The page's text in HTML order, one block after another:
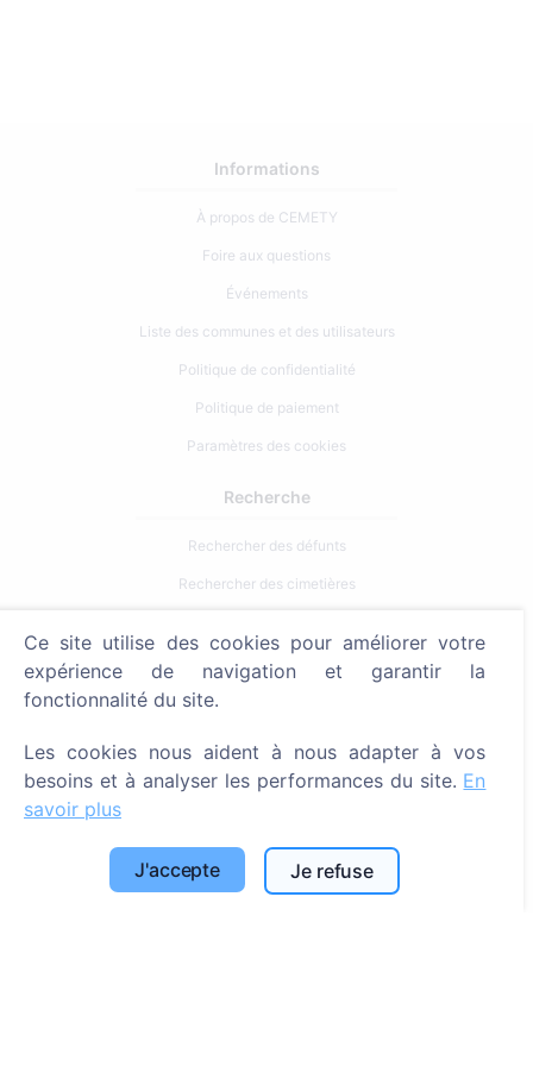
Informations
À propos de CEMETY
Foire aux questions
Événements
Liste des communes et des utilisateurs
Politique de confidentialité
Politique de paiement
Paramètres des cookies
Recherche
Rechercher des défunts
Rechercher des cimetières
Services
SIA "CEMETY", LV40103618951
371 29144816
Nous intervenons dans tout le pays !
Ce site utilise des cookies pour améliorer votre
expérience de navigation et garantir la
fonctionnalité du site.
Les cookies nous aident à nous adapter à vos
besoins et à analyser les performances du site. En
savoir plus
J'accepte Je refuse